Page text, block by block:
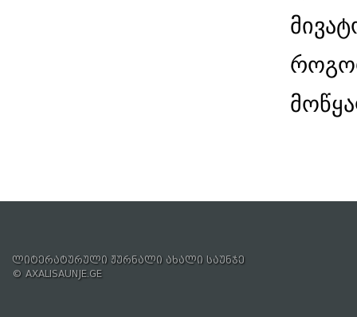
ლიტერატურული ჟურნალი ახალი საუნჯე
© AXALISAUNJE.GE